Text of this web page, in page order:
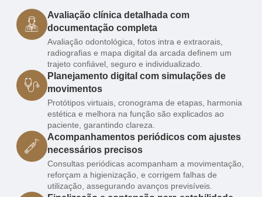
Avaliação clínica detalhada com
documentação completa
Avaliação odontológica, fotos intra e extraorais,
radiografias e mapa digital da arcada definem um
trajeto confiável, seguro e individualizado.
Planejamento digital com simulações de
movimentos
Protótipos virtuais, cronograma de etapas, harmonia
estética e melhora na função são explicados ao
paciente, garantindo clareza.
Acompanhamentos periódicos com ajustes
necessários precisos
Consultas periódicas acompanham a movimentação,
reforçam a higienização, e corrigem falhas de
utilização, assegurando avanços previsíveis.